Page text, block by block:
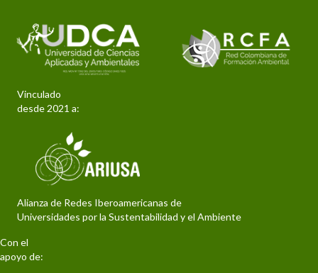
Vinculado
desde 2021 a:
Alianza de Redes Iberoamericanas de
Universidades por la Sustentabilidad y el Ambiente
Con el
apoyo de: